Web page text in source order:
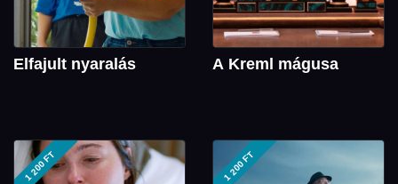
Elfajult nyaralás A Kreml mágusa
1 200 FT 1 200 FT